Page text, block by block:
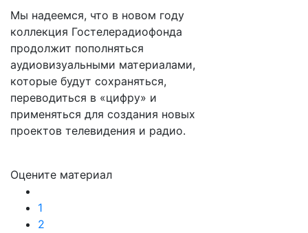
Мы надеемся, что в новом году
коллекция Гостелерадиофонда
продолжит пополняться
аудиовизуальными материалами,
которые будут сохраняться,
переводиться в «цифру» и
применяться для создания новых
проектов телевидения и радио.
Оцените материал
1
2